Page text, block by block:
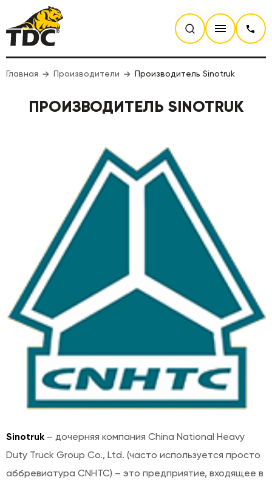
Главная Производители Производитель Sinotruk
ПРОИЗВОДИТЕЛЬ SINOTRUK
Sinotruk – дочерняя компания Chіna Natіonal Heavy
Duty Truсk Group Co., Ltd. (часто используется просто
аббревиатура CNHTC) – это предприятие, входящее в